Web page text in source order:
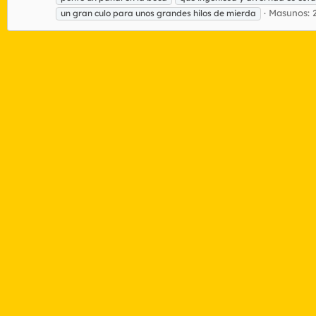
un gran culo para unos grandes hilos de mierda
Masunos: